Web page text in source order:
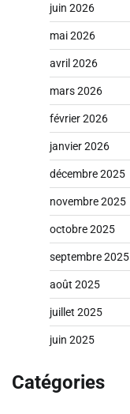
juin 2026
mai 2026
avril 2026
mars 2026
février 2026
janvier 2026
décembre 2025
novembre 2025
octobre 2025
septembre 2025
août 2025
juillet 2025
juin 2025
Catégories